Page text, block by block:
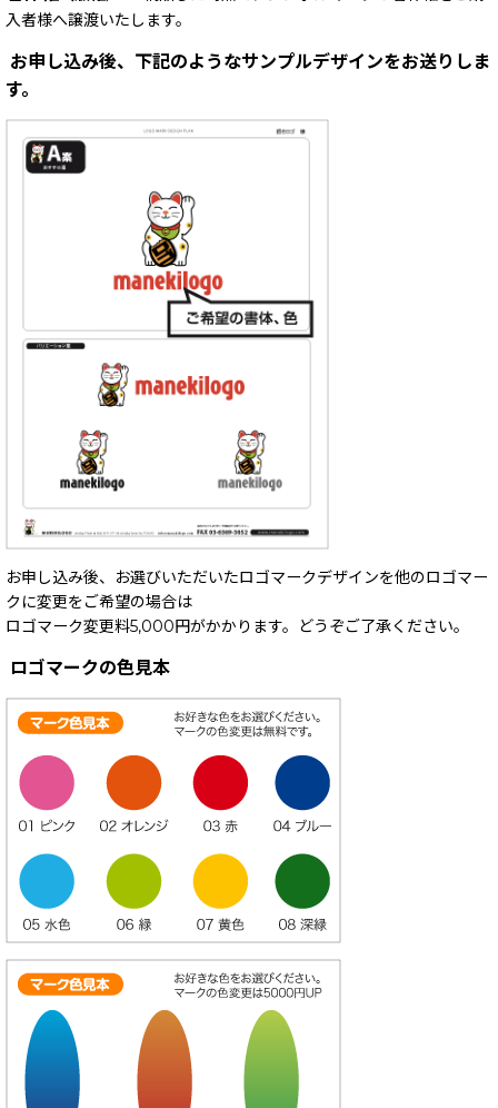
入者様へ譲渡いたします。
お申し込み後、下記のようなサンプルデザインをお送りしま
す。
お申し込み後、お選びいただいたロゴマークデザインを他のロゴマー
クに変更をご希望の場合は
ロゴマーク変更料5,000円がかかります。どうぞご了承ください。
ロゴマークの色見本